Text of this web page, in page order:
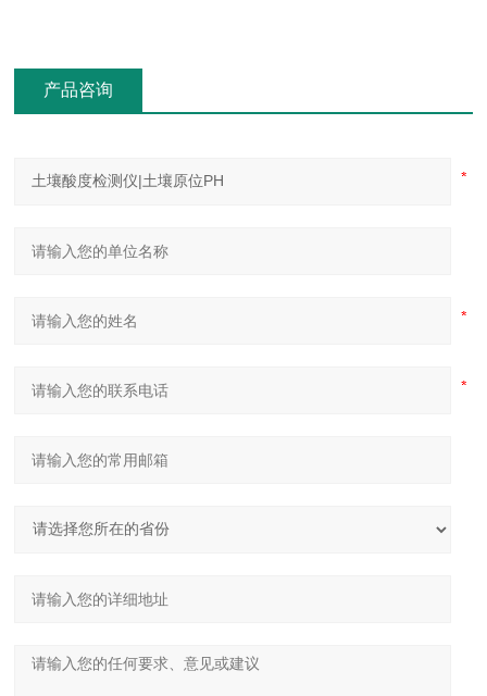
产品咨询